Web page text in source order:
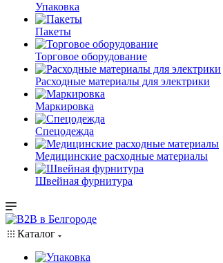
Упаковка
Пакеты
Торговое оборудование
Расходные материалы для электрики
Маркировка
Спецодежда
Медицинские расходные материалы
Швейная фурнитура
Каталог